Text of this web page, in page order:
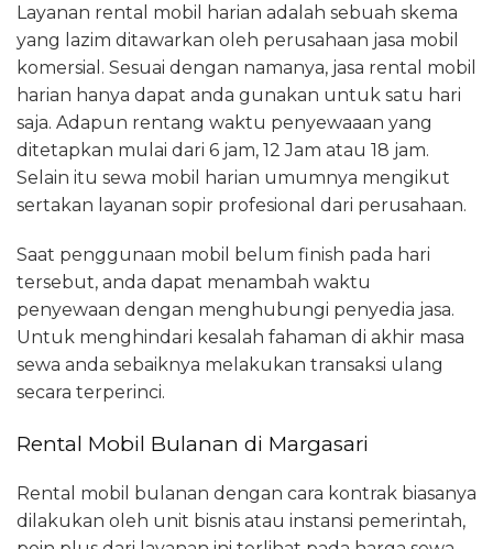
Layanan rental mobil harian adalah sebuah skema
yang lazim ditawarkan oleh perusahaan jasa mobil
komersial. Sesuai dengan namanya, jasa rental mobil
harian hanya dapat anda gunakan untuk satu hari
saja. Adapun rentang waktu penyewaaan yang
ditetapkan mulai dari 6 jam, 12 Jam atau 18 jam.
Selain itu sewa mobil harian umumnya mengikut
sertakan layanan sopir profesional dari perusahaan.
Saat penggunaan mobil belum finish pada hari
tersebut, anda dapat menambah waktu
penyewaan dengan menghubungi penyedia jasa.
Untuk menghindari kesalah fahaman di akhir masa
sewa anda sebaiknya melakukan transaksi ulang
secara terperinci.
Rental Mobil Bulanan di Margasari
Rental mobil bulanan dengan cara kontrak biasanya
dilakukan oleh unit bisnis atau instansi pemerintah,